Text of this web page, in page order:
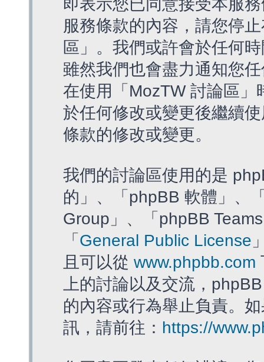
即表示您已同意接受本服
服務條款的內容，請您停
區」。我們或許會於任何
雖然我們也會盡力通知您
在使用「MozTW 討論區
於任何修改或變更後繼續
條款的修改或變更。
我們的討論區使用的是
的」、「phpBB 軟體」、
Group」、「phpBB
「 General Public License
且可以從 www.phpbb.com
上的討論以及交流，
的內容或行為舉止負責。
訊，請前往： https://